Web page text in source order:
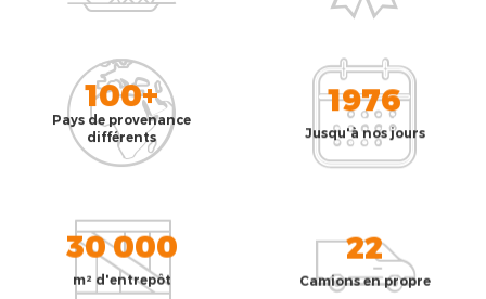
100+
Pays de provenance
différents
1976
Jusqu'à nos jours
30 000
m² d'entrepôt
22
Camions en propre